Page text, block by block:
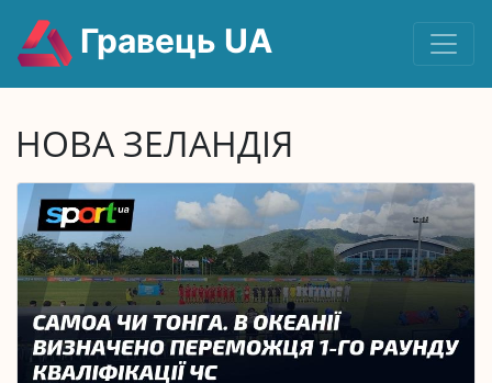
Гравець UA
НОВА ЗЕЛАНДІЯ